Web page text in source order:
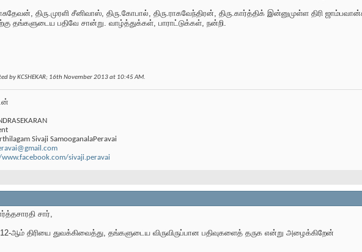
திரு.முரளி சீனிவாஸ், திரு.கோபால், திரு.ராகவேந்திரன், திரு.கார்த்திக் இன்னுமுள்ள திரி
தங்களுடைய பதிவே சான்று. வாழ்த்துக்கள், பாராட்டுக்கள், நன்றி.
by KCSHEKAR; 16th November 2013 at 10:45 AM.
Sivaji SamooganalaPeravai
sivaji.peravai
சார்,
ஆம் திரியை துவக்கிவைத்து, தங்களுடைய விருவிருப்பான பதிவுகளைத் தருக என்று அழைக்கிறேன்